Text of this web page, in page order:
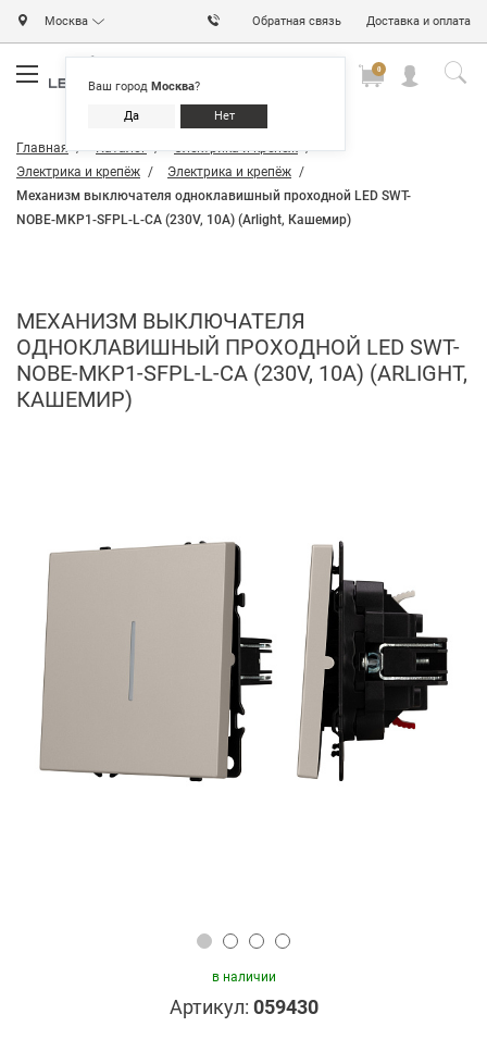
Москва
Ваш город Москва?
Да Нет
Обратная связь Доставка и оплата
0
Главная Каталог
Электрика и крепёж
Электрика и крепёж
Электрика и крепёж
Механизм выключателя одноклавишный проходной LED SWT-
NOBE-MKP1-SFPL-L-CA (230V, 10A) (Arlight, Кашемир)
МЕХАНИЗМ ВЫКЛЮЧАТЕЛЯ
ОДНОКЛАВИШНЫЙ ПРОХОДНОЙ LED SWT-
NOBE-MKP1-SFPL-L-CA (230V, 10A) (ARLIGHT,
КАШЕМИР)
в наличии
Артикул: 059430